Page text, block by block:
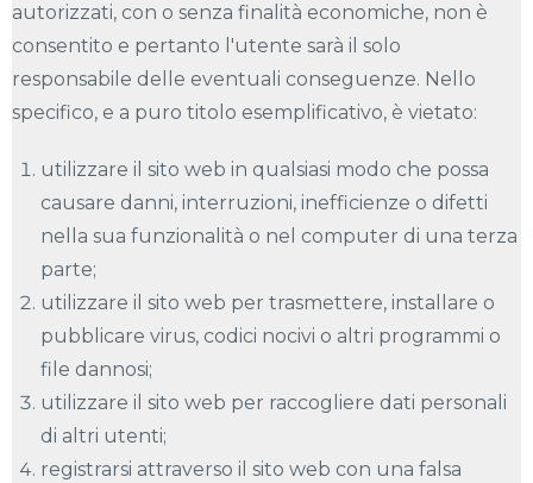
autorizzati, con o senza finalità economiche, non è
consentito e pertanto l'utente sarà il solo
responsabile delle eventuali conseguenze. Nello
specifico, e a puro titolo esemplificativo, è vietato:
utilizzare il sito web in qualsiasi modo che possa
causare danni, interruzioni, inefficienze o difetti
nella sua funzionalità o nel computer di una terza
parte;
utilizzare il sito web per trasmettere, installare o
pubblicare virus, codici nocivi o altri programmi o
file dannosi;
utilizzare il sito web per raccogliere dati personali
di altri utenti;
registrarsi attraverso il sito web con una falsa